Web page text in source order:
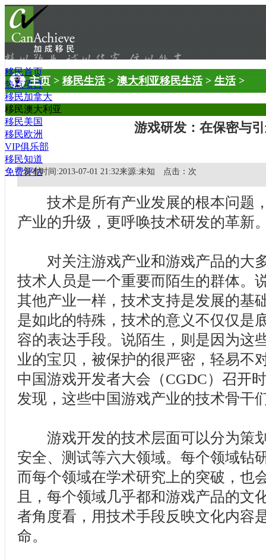
移民首页
热点项目
移民加拿大
移民澳大利亚
移民美国
移民欧洲
VIP俱乐部
移民知道
免费评估
主页>移民生活>澳大利亚移民生活>生活>
游戏研发：在保密与
发布时间:2013-07-01 21:32来源:未知 点击： 次
技术是所有产业发展的根本问题
产业的升级，更呼唤技术研发的革新
对关注游戏产业和游戏产品的大
技术人员是一个重要而陌生的群体。
其他产业一样，技术支持是发展的基
是如此的特殊，技术的意义不仅仅是
容的表达手段。说陌生，则是因为这
业的宝贝，被保护的很严密，轻易不
中国游戏开发者大会（CGDC）召开
发现，这些中国游戏产业的技术骨干
游戏开发的技术层面可以分为策
安全、测试等六大领域。每个领域钻
而每个领域在学术研究上的突破，也
且，每个领域几乎都和游戏产品的文
者角度看，用技术手段反映文化内容
命。